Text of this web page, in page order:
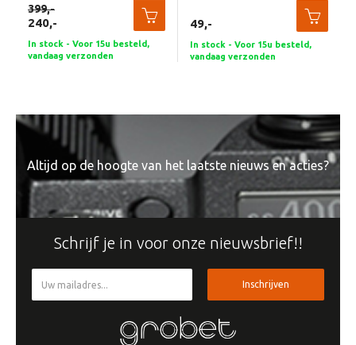
240,-
399,-
In stock - Voor 15u besteld,
vandaag verzonden
49,-
In stock - Voor 15u besteld,
vandaag verzonden
Altijd op de hoogte van het laatste nieuws en acties?
Schrijf je in voor onze nieuwsbrief!!
Inschrijven